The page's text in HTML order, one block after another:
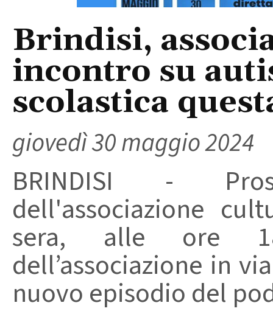
Brindisi,
incontro su
scolastica
giovedì 30 maggio 2024
BRINDISI -
dell'associazione
sera, alle ore
dell’associazione in
nuovo episodio del